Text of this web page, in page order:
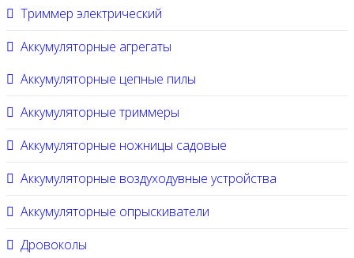
Триммер электрический
Аккумуляторные агрегаты
Аккумуляторные цепные пилы
Аккумуляторные триммеры
Аккумуляторные ножницы садовые
Аккумуляторные воздуходувные устройства
Аккумуляторные опрыскиватели
Дровоколы